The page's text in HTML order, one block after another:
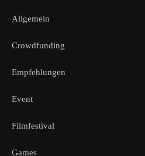
Allgemein
Crowdfunding
Empfehlungen
Event
Filmfestival
Games